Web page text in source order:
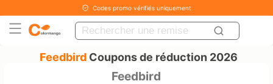
Codes promo vérifiés uniquement
FeedbirdCoupons de réduction 2026
Feedbird